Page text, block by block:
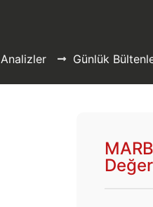
Analizler Günlük